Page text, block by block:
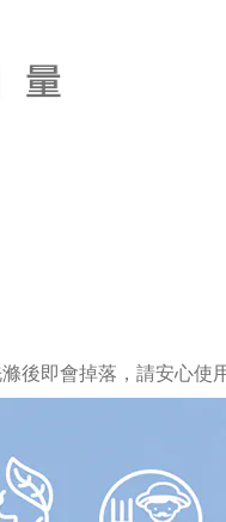
後即會掉落，請安心使